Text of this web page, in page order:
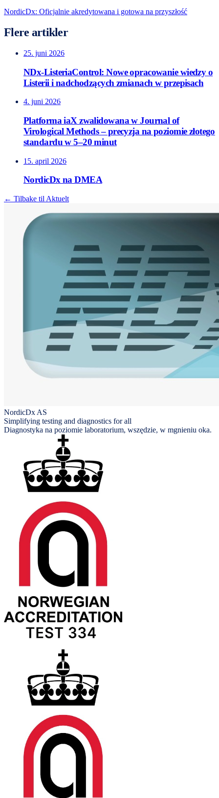
NordicDx: Oficjalnie akredytowana i gotowa na przyszłość
Flere artikler
25. juni 2026
NDx-ListeriaControl: Nowe opracowanie wiedzy o
Listerii i nadchodzących zmianach w przepisach
4. juni 2026
Platforma iaX zwalidowana w Journal of
Virological Methods – precyzja na poziomie złotego
standardu w 5–20 minut
15. april 2026
NordicDx na DMEA
← Tilbake til Aktuelt
NordicDx AS
Simplifying testing and diagnostics for all
Diagnostyka na poziomie laboratorium, wszędzie, w mgnieniu oka.